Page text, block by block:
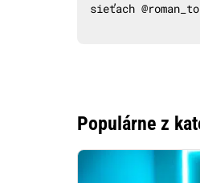
sieťach
Populárne z